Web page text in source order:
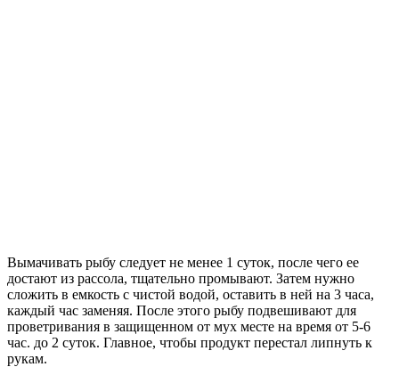
Вымачивать рыбу следует не менее 1 суток, после чего ее
достают из рассола, тщательно промывают. Затем нужно
сложить в емкость с чистой водой, оставить в ней на 3 часа,
каждый час заменяя. После этого рыбу подвешивают для
проветривания в защищенном от мух месте на время от 5-6
час. до 2 суток. Главное, чтобы продукт перестал липнуть к
рукам.